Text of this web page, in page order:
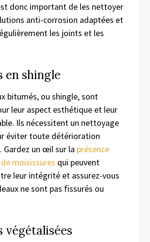
donc important de les nettoyer
anti-corrosion adaptées et
les joints et les
en shingle
bitumés, ou shingle, sont
leur aspect esthétique et leur
Ils nécessitent un nettoyage
éviter toute détérioration
Gardez un œil sur la présence
moisissures qui peuvent
leur intégrité et assurez-vous
ne sont pas fissurés ou
végétalisées